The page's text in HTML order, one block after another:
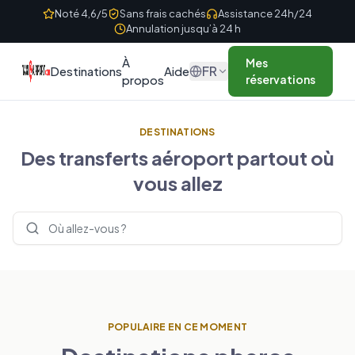
Skip to content
Noté 4,6/5 Sans frais cachés
Assistance 24h/24
Annulation jusqu’à 24 h
Destinations
À
propos
Aide FR
Mes
réservations
DESTINATIONS
Des transferts aéroport partout où
vous allez
Rechercher des destinations
POPULAIRE EN CE MOMENT